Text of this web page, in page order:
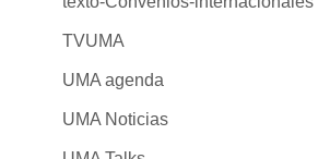
TVUMA
UMA agenda
UMA Noticias